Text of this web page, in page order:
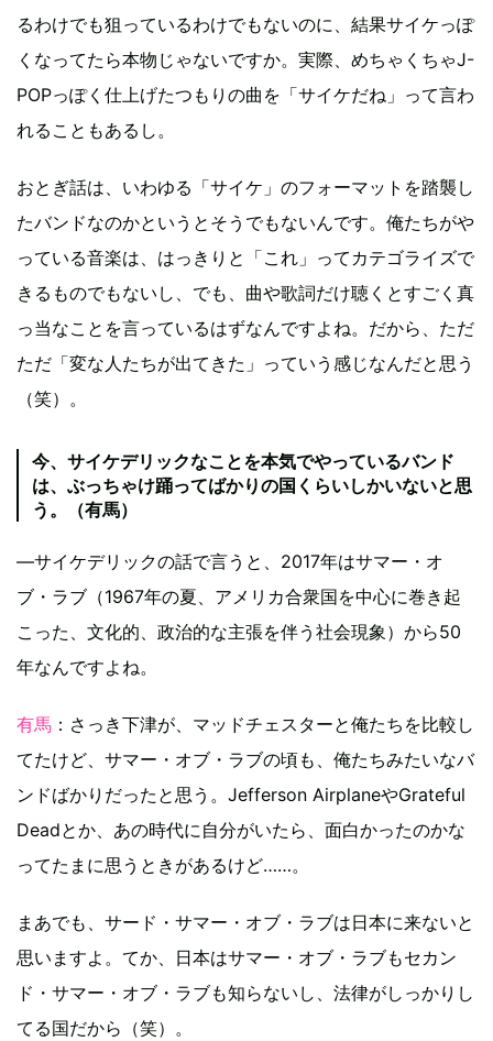
るわけでも狙っているわけでもないのに、結果サイケっぽ
くなってたら本物じゃないですか。実際、めちゃくちゃJ-
POPっぽく仕上げたつもりの曲を「サイケだね」って言わ
れることもあるし。
おとぎ話は、いわゆる「サイケ」のフォーマットを踏襲し
たバンドなのかというとそうでもないんです。俺たちがや
っている音楽は、はっきりと「これ」ってカテゴライズで
きるものでもないし、でも、曲や歌詞だけ聴くとすごく真
っ当なことを言っているはずなんですよね。だから、ただ
ただ「変な人たちが出てきた」っていう感じなんだと思う
（笑）。
今、サイケデリックなことを本気でやっているバンド
は、ぶっちゃけ踊ってばかりの国くらいしかいないと思
う。（有馬）
―サイケデリックの話で言うと、2017年はサマー・オ
ブ・ラブ（1967年の夏、アメリカ合衆国を中心に巻き起
こった、文化的、政治的な主張を伴う社会現象）から50
年なんですよね。
有馬 ：さっき下津が、マッドチェスターと俺たちを比較し
てたけど、サマー・オブ・ラブの頃も、俺たちみたいなバ
ンドばかりだったと思う。Jefferson AirplaneやGrateful
Deadとか、あの時代に自分がいたら、面白かったのかな
ってたまに思うときがあるけど……。
まあでも、サード・サマー・オブ・ラブは日本に来ないと
思いますよ。てか、日本はサマー・オブ・ラブもセカン
ド・サマー・オブ・ラブも知らないし、法律がしっかりし
てる国だから（笑）。